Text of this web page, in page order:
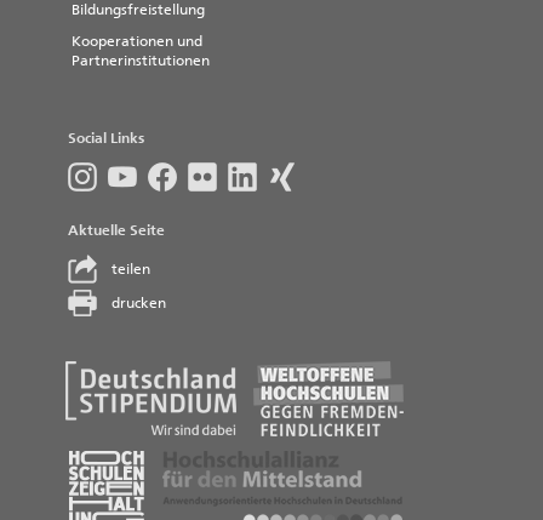
Bildungsfreistellung
Kooperationen und
Partnerinstitutionen
Social Links
Aktuelle Seite
teilen
drucken